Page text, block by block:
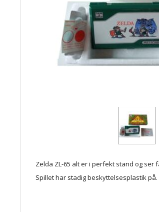
Zelda ZL-65 alt er i perfekt stand og ser
Spillet har stadig beskyttelsesplastik på.